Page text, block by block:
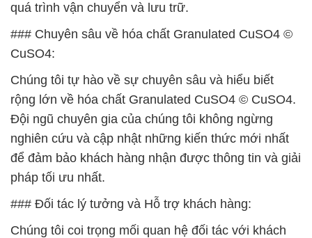
quá trình vận chuyển và lưu trữ.
### Chuyên sâu về hóa chất Granulated CuSO4 ©
CuSO4:
Chúng tôi tự hào về sự chuyên sâu và hiểu biết
rộng lớn về hóa chất Granulated CuSO4 © CuSO4.
Đội ngũ chuyên gia của chúng tôi không ngừng
nghiên cứu và cập nhật những kiến thức mới nhất
để đảm bảo khách hàng nhận được thông tin và giải
pháp tối ưu nhất.
### Đối tác lý tưởng và Hỗ trợ khách hàng:
Chúng tôi coi trọng mối quan hệ đối tác với khách